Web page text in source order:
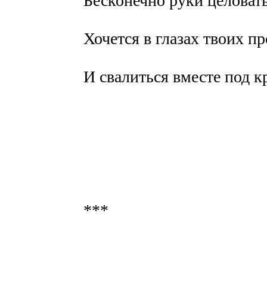
Хочется в глазах твоих
И свалиться вместе под
***